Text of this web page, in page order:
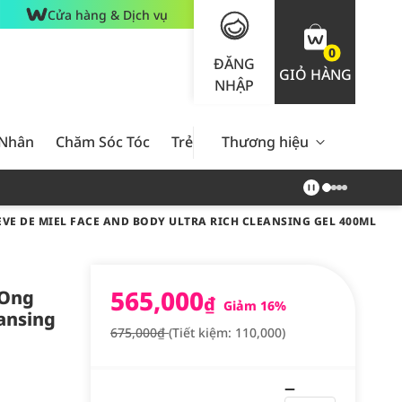
Cửa hàng & Dịch vụ
ĐĂNG
NHẬP
0
GIỎ HÀNG
Chăm Sóc Tóc Trẻ Em Nam Giới Chăm Sóc
Thương hiệu
DE MIEL FACE AND BODY ULTRA RICH CLEANSING GEL 400ML
565,000₫ Giảm 16%
675,000₫(Tiết kiệm: 110,000)